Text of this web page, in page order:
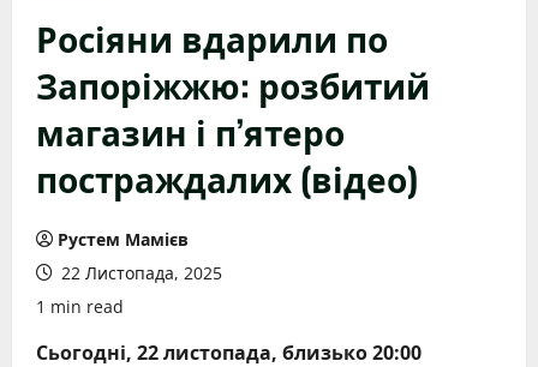
Росіяни вдарили по
Запоріжжю: розбитий
магазин і п’ятеро
постраждалих (відео)
Рустем Мамієв
22 Листопада, 2025
1 min read
Сьогодні, 22 листопада, близько 20:00